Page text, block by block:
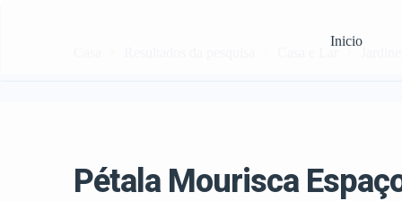
Inicio
Pétala Mourisca